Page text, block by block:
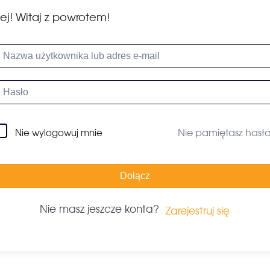
Witaj z powrotem!
Nie wylogowuj mnie Nie pamiętasz
Dołącz
Nie masz jeszcze konta? Zarejestruj się